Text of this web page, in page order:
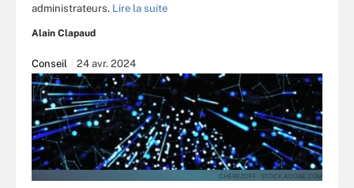
administrateurs. Lire la suite
Alain Clapaud
Conseil 24 avr. 2024
CHEREZOFF - STOCK.ADOBE.COM